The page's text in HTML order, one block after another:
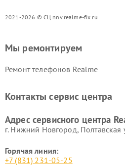
2021-2026 © СЦ nnv.realme-fix.ru
Мы ремонтируем
Ремонт телефонов Realme
Контакты сервис центра
Адрес сервисного центра
г. Нижний Новгород, Полтавская
Горячая линия:
+7 (831) 231-05-25